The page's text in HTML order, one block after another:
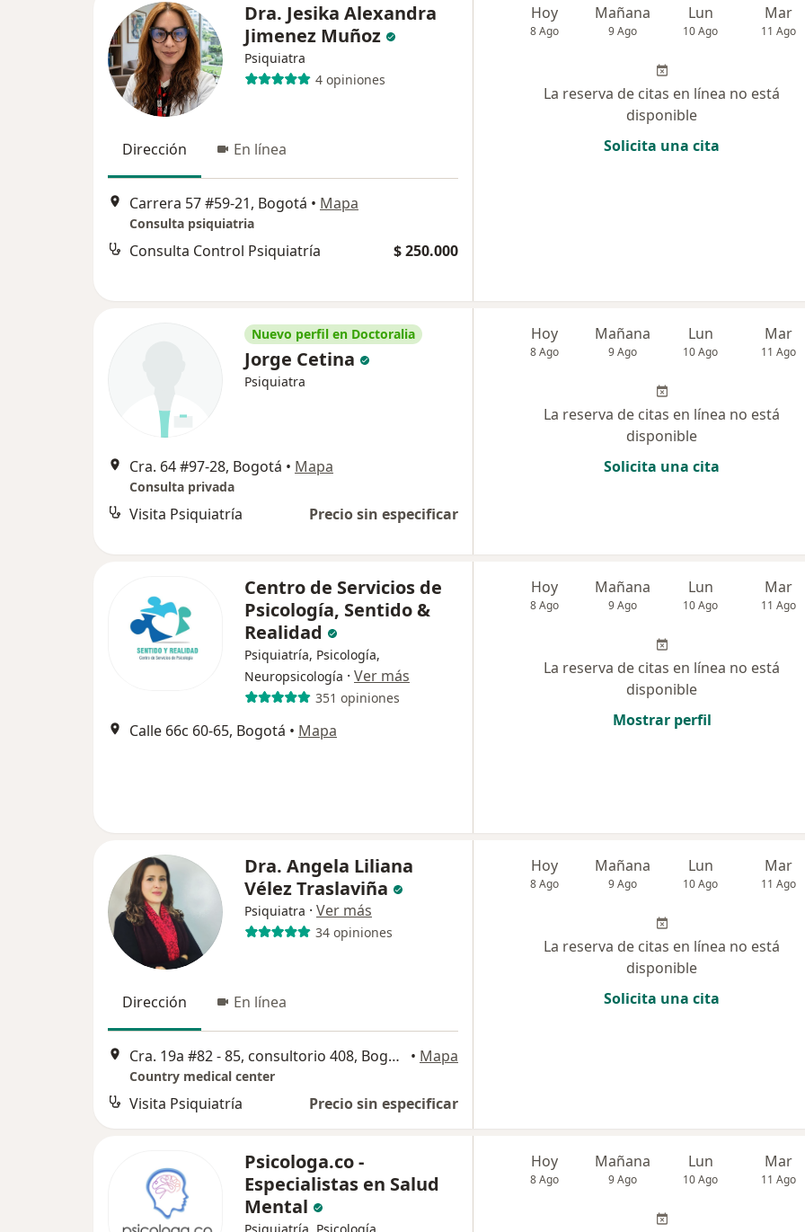
Dra. Jesika Alexandra
Jimenez Muñoz
Psiquiatra
4 opiniones
Dirección En línea
Carrera 57 #59-21, Bogotá • Mapa
Consulta psiquiatria
Consulta Control Psiquiatría $ 250.000
Hoy
8 Ago
Mañana
9 Ago
Lun
10 Ago
Mar
11 Ago
La reserva de citas en línea no está
disponible
Solicita una cita
Nuevo perfil en Doctoralia
Jorge Cetina
Psiquiatra
Cra. 64 #97-28, Bogotá • Mapa
Consulta privada
Visita Psiquiatría Precio sin especificar
Hoy
8 Ago
Mañana
9 Ago
Lun
10 Ago
Mar
11 Ago
La reserva de citas en línea no está
disponible
Solicita una cita
Centro de Servicios de
Psicología, Sentido &
Realidad
Psiquiatría, Psicología,
Neuropsicología · Ver más
351 opiniones
Calle 66c 60-65, Bogotá • Mapa
Hoy
8 Ago
Mañana
9 Ago
Lun
10 Ago
Mar
11 Ago
La reserva de citas en línea no está
disponible
Mostrar perfil
Dra. Angela Liliana
Vélez Traslaviña
Psiquiatra · Ver más
34 opiniones
Dirección En línea
Cra. 19a #82 - 85, consultorio 408, Bogotá • Mapa
Country medical center
Visita Psiquiatría Precio sin especificar
Hoy
8 Ago
Mañana
9 Ago
Lun
10 Ago
Mar
11 Ago
La reserva de citas en línea no está
disponible
Solicita una cita
Psicologa.co -
Especialistas en Salud
Mental
Hoy
8 Ago
Mañana
9 Ago
Lun
10 Ago
Mar
11 Ago